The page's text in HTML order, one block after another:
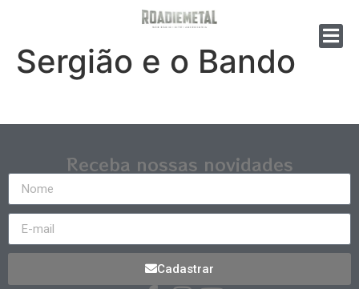
Sergião e o Bando
Receba nossas novidades
Cadastrar